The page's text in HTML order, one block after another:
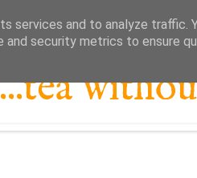
services and to analyze traffic.
and security metrics to ensure